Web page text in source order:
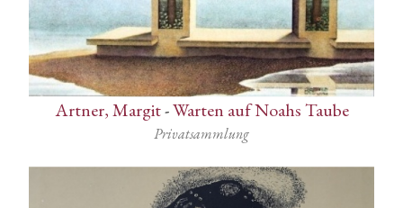
Artner, Margit-Warten auf Noahs Taube
Privatsammlung